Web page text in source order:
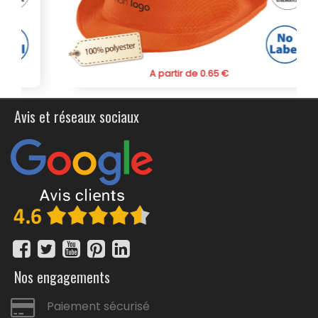
A partir de 0.65 €
Avis et réseaux sociaux
Nos engagements
Paiement sécurisé